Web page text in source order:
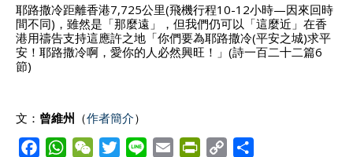
耶路撒冷距離香港7,725公里(飛機行程10-12小時—因來回時
間不同)，雖然是「那麼遠」，但我們仍可以「這麼近」在香
港用禱告支持這應許之地「你們要為耶路撒冷(平安之城)求平
安！耶路撒冷啊，愛你的人必然興旺！」(詩一百二十二篇6
節)
文： 曾維州 （作者簡介）
W
W